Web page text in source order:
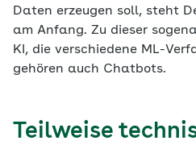
Daten erzeugen soll, steht
am Anfang. Zu dieser
KI, die verschiedene ML-
gehören auch Chatbots.
Teilweise